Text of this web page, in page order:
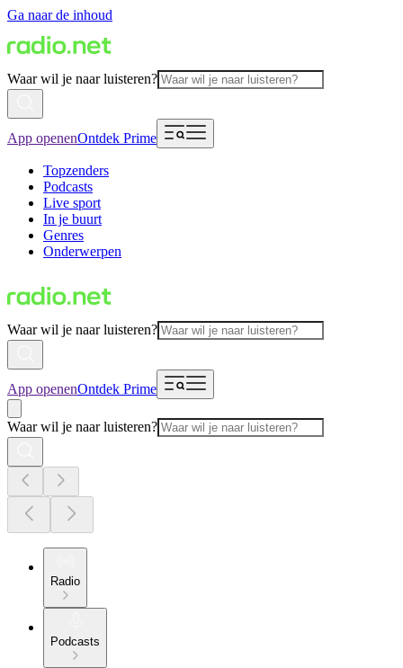
Ga naar de inhoud
Waar wil je naar luisteren?
App openenOntdek Prime
Topzenders
Podcasts
Live sport
In je buurt
Genres
Onderwerpen
Waar wil je naar luisteren?
App openenOntdek Prime
Waar wil je naar luisteren?
Radio
Podcasts